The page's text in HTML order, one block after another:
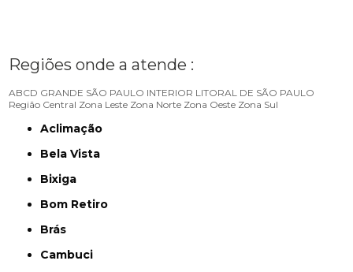
Regiões onde a atende :
ABCD GRANDE SÃO PAULO INTERIOR LITORAL DE SÃO PAULO
Região Central Zona Leste Zona Norte Zona Oeste Zona Sul
Aclimação
Bela Vista
Bixiga
Bom Retiro
Brás
Cambuci